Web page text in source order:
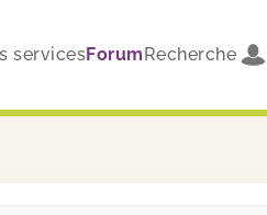
servicesForumRecherche